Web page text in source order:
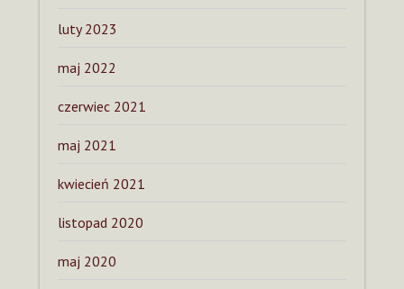
luty 2023
maj 2022
czerwiec 2021
maj 2021
kwiecień 2021
listopad 2020
maj 2020